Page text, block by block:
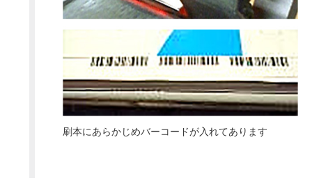
刷本にあらかじめバーコードが入れてあります